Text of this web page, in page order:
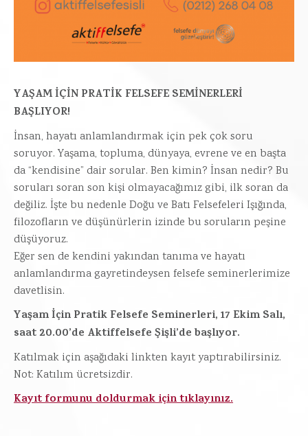
YAŞAM İÇİN PRATİK FELSEFE SEMİNERLERİ
BAŞLIYOR!
İnsan, hayatı anlamlandırmak için pek çok soru
soruyor. Yaşama, topluma, dünyaya, evrene ve en başta
da “kendisine” dair sorular. Ben kimin? İnsan nedir? Bu
soruları soran son kişi olmayacağımız gibi, ilk soran da
değiliz. İşte bu nedenle Doğu ve Batı Felsefeleri Işığında,
filozofların ve düşünürlerin izinde bu soruların peşine
düşüyoruz.
Eğer sen de kendini yakından tanıma ve hayatı
anlamlandırma gayretindeysen felsefe seminerlerimize
davetlisin.
Yaşam İçin Pratik Felsefe Seminerleri, 17 Ekim Salı,
saat 20.00’de Aktiffelsefe Şişli’de başlıyor.
Katılmak için aşağıdaki linkten kayıt yaptırabilirsiniz.
Not: Katılım ücretsizdir.
Kayıt formunu doldurmak için tıklayınız.